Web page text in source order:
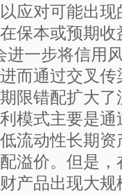
应对可能出
保本或预期收
进一步将信用
而通过交叉
期限错配扩大
模式主要是
流动性长期
溢价。但是
产品出现大